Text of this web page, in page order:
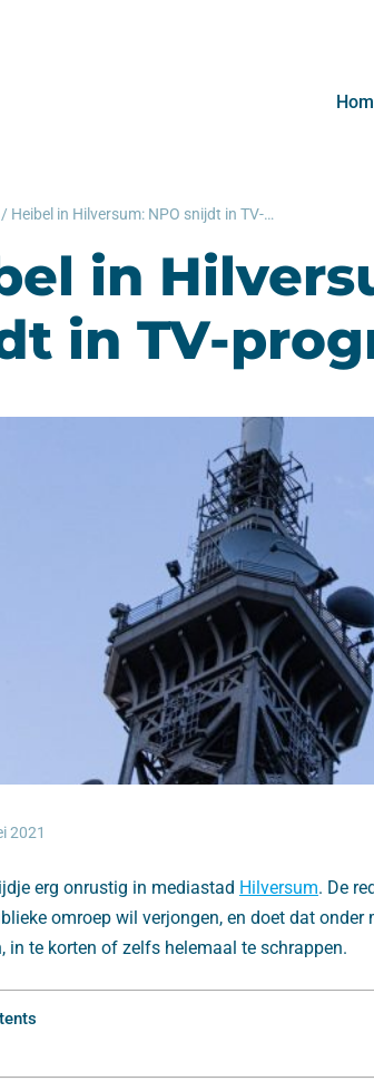
/ Heibel in Hilversum: NPO snijdt in TV-programmering
in
in TV-
2021
erg onrustig in mediastad Hilversum. De
omroep wil verjongen, en doet dat onder
in te korten of zelfs helemaal te schrappen.